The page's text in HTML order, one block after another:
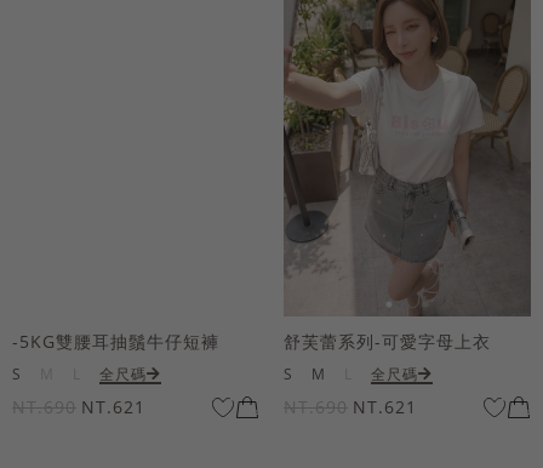
-5KG雙腰耳抽鬚牛仔短褲
S 全尺碼
NT.690 NT.621
舒芙蕾系列-可愛字母上衣
S M 全尺碼
NT.690 NT.621